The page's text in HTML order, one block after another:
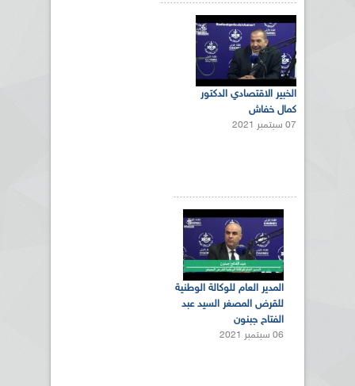
الخبير الاقتصادي الدكتور
كمال خفاش
07 سبتمبر 2021
المدير العام للوكالة الوطنية
للقرض المصغر السيد عبد
الفتاح جبنون
06 سبتمبر 2021